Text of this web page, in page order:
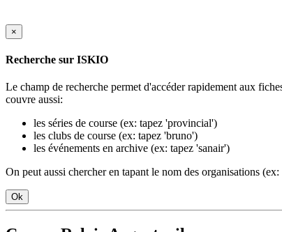
×
Recherche sur ISKIO
Le champ de recherche permet d'accéder rapidement aux
couvre aussi:
les séries de course (ex: tapez 'provincial')
les clubs de course (ex: tapez 'bruno')
les événements en archive (ex: tapez 'sanair')
On peut aussi chercher en tapant le nom des organisations
Ok